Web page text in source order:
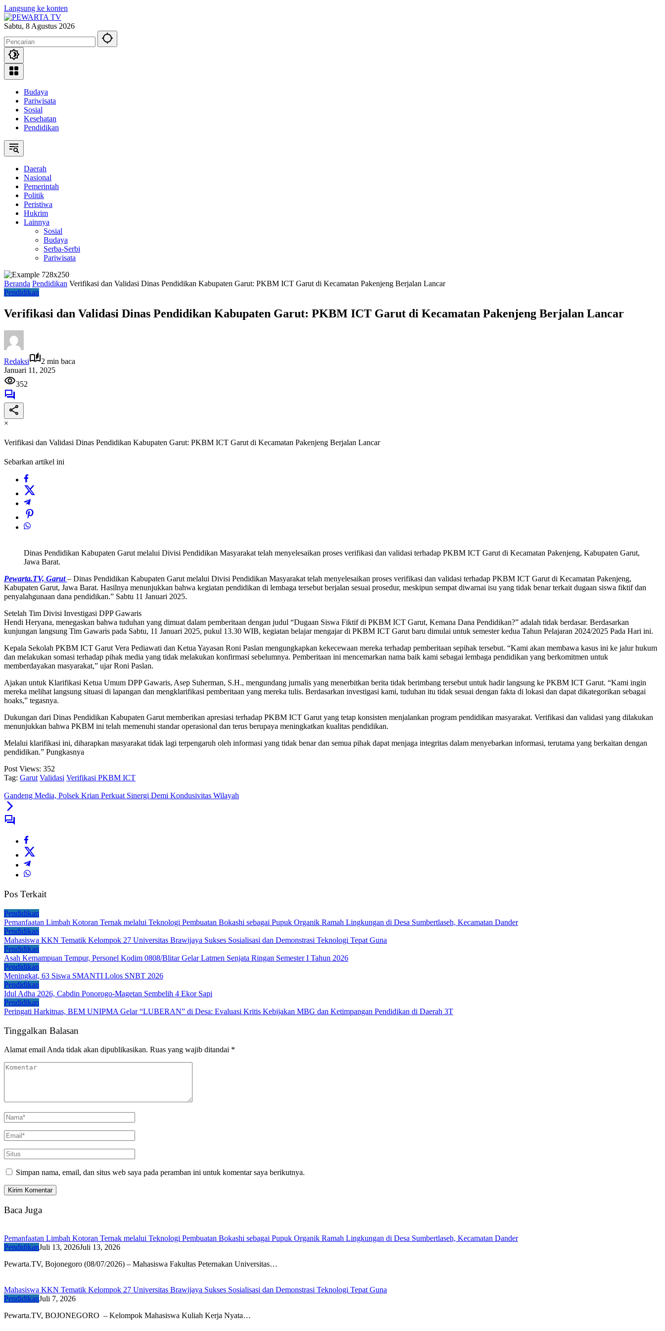
Langsung ke konten
Sabtu, 8 Agustus 2026
Budaya
Pariwisata
Sosial
Kesehatan
Pendidikan
Daerah
Nasional
Pemerintah
Politik
Peristiwa
Hukrim
Lainnya
Sosial
Budaya
Serba-Serbi
Pariwisata
Beranda Pendidikan Verifikasi dan Validasi Dinas Pendidikan Kabupaten Garut: PKBM ICT Garut di Kecamatan Pakenjeng Berjalan Lancar
Pendidikan
Verifikasi dan Validasi Dinas Pendidikan Kabupaten Garut: PKBM ICT Garut di Kecamatan Pakenjeng Berjalan Lancar
Redaksi
2 min baca
Januari 11, 2025
352
×
Verifikasi dan Validasi Dinas Pendidikan Kabupaten Garut: PKBM ICT Garut di Kecamatan Pakenjeng Berjalan Lancar
Sebarkan artikel ini
Dinas Pendidikan Kabupaten Garut melalui Divisi Pendidikan Masyarakat telah menyelesaikan proses verifikasi dan validasi terhadap PKBM ICT Garut di Kecamatan Pakenjeng, Kabupaten Garut,
Jawa Barat.
Pewarta.TV, Garut – Dinas Pendidikan Kabupaten Garut melalui Divisi Pendidikan Masyarakat telah menyelesaikan proses verifikasi dan validasi terhadap PKBM ICT Garut di Kecamatan Pakenjeng,
Kabupaten Garut, Jawa Barat. Hasilnya menunjukkan bahwa kegiatan pendidikan di lembaga tersebut berjalan sesuai prosedur, meskipun sempat diwarnai isu yang tidak benar terkait dugaan siswa fiktif dan
penyalahgunaan dana pendidikan.” Sabtu 11 Januari 2025.
Setelah Tim Divisi Investigasi DPP Gawaris
Hendi Heryana, menegaskan bahwa tuduhan yang dimuat dalam pemberitaan dengan judul “Dugaan Siswa Fiktif di PKBM ICT Garut, Kemana Dana Pendidikan?” adalah tidak berdasar. Berdasarkan
kunjungan langsung Tim Gawaris pada Sabtu, 11 Januari 2025, pukul 13.30 WIB, kegiatan belajar mengajar di PKBM ICT Garut baru dimulai untuk semester kedua Tahun Pelajaran 2024/2025 Pada Hari ini.
Kepala Sekolah PKBM ICT Garut Vera Pediawati dan Ketua Yayasan Roni Paslan mengungkapkan kekecewaan mereka terhadap pemberitaan sepihak tersebut. “Kami akan membawa kasus ini ke jalur hukum
dan melakukan somasi terhadap pihak media yang tidak melakukan konfirmasi sebelumnya. Pemberitaan ini mencemarkan nama baik kami sebagai lembaga pendidikan yang berkomitmen untuk
memberdayakan masyarakat,” ujar Roni Paslan.
Ajakan untuk Klarifikasi Ketua Umum DPP Gawaris, Asep Suherman, S.H., mengundang jurnalis yang menerbitkan berita tidak berimbang tersebut untuk hadir langsung ke PKBM ICT Garut. “Kami ingin
mereka melihat langsung situasi di lapangan dan mengklarifikasi pemberitaan yang mereka tulis. Berdasarkan investigasi kami, tuduhan itu tidak sesuai dengan fakta di lokasi dan dapat dikategorikan sebagai
hoaks,” tegasnya.
Dukungan dari Dinas Pendidikan Kabupaten Garut memberikan apresiasi terhadap PKBM ICT Garut yang tetap konsisten menjalankan program pendidikan masyarakat. Verifikasi dan validasi yang dilakukan
menunjukkan bahwa PKBM ini telah memenuhi standar operasional dan terus berupaya meningkatkan kualitas pendidikan.
Melalui klarifikasi ini, diharapkan masyarakat tidak lagi terpengaruh oleh informasi yang tidak benar dan semua pihak dapat menjaga integritas dalam menyebarkan informasi, terutama yang berkaitan dengan
pendidikan.” Pungkasnya
Post Views: 352
Tag: Garut Validasi Verifikasi PKBM ICT
Gandeng Media, Polsek Krian Perkuat Sinergi Demi Kondusivitas Wilayah
Pos Terkait
Pendidikan
Pemanfaatan Limbah Kotoran Ternak melalui Teknologi Pembuatan Bokashi sebagai Pupuk Organik Ramah Lingkungan di Desa Sumbertlaseh, Kecamatan Dander
Pendidikan
Mahasiswa KKN Tematik Kelompok 27 Universitas Brawijaya Sukses Sosialisasi dan Demonstrasi Teknologi Tepat Guna
Pendidikan
Asah Kemampuan Tempur, Personel Kodim 0808/Blitar Gelar Latmen Senjata Ringan Semester I Tahun 2026
Pendidikan
Meningkat, 63 Siswa SMANTI Lolos SNBT 2026
Pendidikan
Idul Adha 2026, Cabdin Ponorogo-Magetan Sembelih 4 Ekor Sapi
Pendidikan
Peringati Harkitnas, BEM UNIPMA Gelar “LUBERAN” di Desa: Evaluasi Kritis Kebijakan MBG dan Ketimpangan Pendidikan di Daerah 3T
Tinggalkan Balasan
Alamat email Anda tidak akan dipublikasikan. Ruas yang wajib ditandai *
Simpan nama, email, dan situs web saya pada peramban ini untuk komentar saya berikutnya.
Baca Juga
Pemanfaatan Limbah Kotoran Ternak melalui Teknologi Pembuatan Bokashi sebagai Pupuk Organik Ramah Lingkungan di Desa Sumbertlaseh, Kecamatan Dander
PendidikanJuli 13, 2026Juli 13, 2026
Pewarta.TV, Bojonegoro (08/07/2026) – Mahasiswa Fakultas Peternakan Universitas…
Mahasiswa KKN Tematik Kelompok 27 Universitas Brawijaya Sukses Sosialisasi dan Demonstrasi Teknologi Tepat Guna
PendidikanJuli 7, 2026
Pewarta.TV, BOJONEGORO – Kelompok Mahasiswa Kuliah Kerja Nyata…